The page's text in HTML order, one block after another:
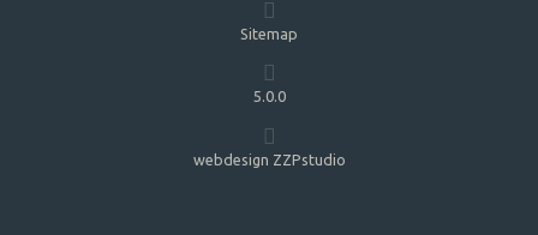
Sitemap
5.0.0
webdesign ZZPstudio